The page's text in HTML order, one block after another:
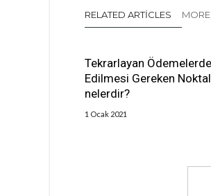
RELATED ARTICLES
Tekrarlayan
Edilmesi Gereken
nelerdir?
1 Ocak 2021